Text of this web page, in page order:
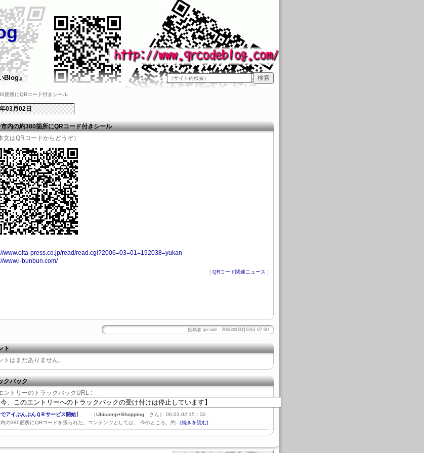
Blog』
箇所にQRコード付きシール
03月02日
内の約380箇所にQRコード付きシール
文はQRコードからどうぞ）
www.oita-press.co.jp/read/read.cgi?2006=03=01=192038=yukan
www.i-bunbun.com/
[ QRコード関連ニュース ]
投稿者 qrcode : 2006年03月02日 07:00
ト
トはまだありません。
クバック
ントリーのトラックバックURL :
アイぶんぶんＱＲサービス開始】 （Ubicomp+Shopping さん） 06.03.02 15：32
の380箇所にQRコードを張られた。コンテンツとしては、 今のところ、約... [続きを読む]